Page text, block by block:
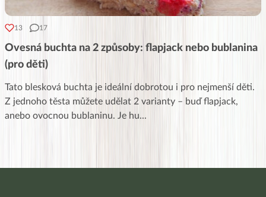
13 17
Ovesná buchta na 2 způsoby: flapjack nebo bublanina
(pro děti)
Tato blesková buchta je ideální dobrotou i pro nejmenší děti.
Z jednoho těsta můžete udělat 2 varianty – buď flapjack,
anebo ovocnou bublaninu. Je hu...